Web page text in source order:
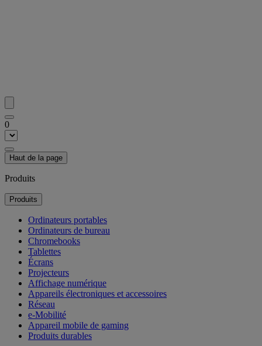
0
Haut de la page
Produits
Produits
Ordinateurs portables
Ordinateurs de bureau
Chromebooks
Tablettes
Écrans
Projecteurs
Affichage numérique
Appareils électroniques et accessoires
Réseau
e-Mobilité
Appareil mobile de gaming
Produits durables